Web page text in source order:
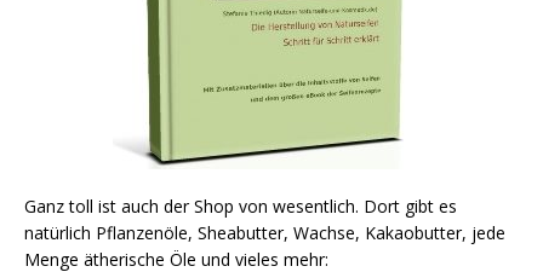
Ganz toll ist auch der Shop von wesentlich. Dort gibt es
natürlich Pflanzenöle, Sheabutter, Wachse, Kakaobutter, jede
Menge ätherische Öle und vieles mehr: